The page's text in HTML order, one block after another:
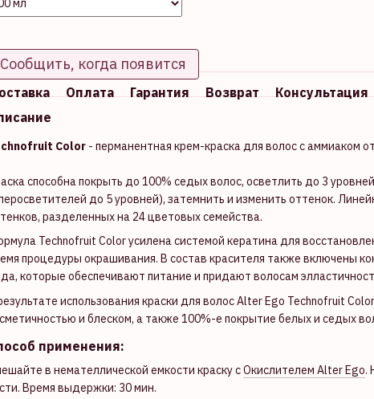
Сообщить, когда появится
Оплата Гарантия Возврат
Консультация
Color- перманентная крем-краска для волос с аммиаком
способна покрыть до 100% седых волос, осветлить до 3
до 5 уровней), затемнить и изменить оттенок.
разделенных на 24 цветовых семейства.
Technofruit Color усилена системой кератина для
процедуры окрашивания. В состав красителя также включены
которые обеспечивают питание и придают волосам
использования краски для волос Alter Ego Technofruit
и блеском, а также 100%-е покрытие белых и седых
применения:
в немателлической емкости краску сОкислителем Alter Ego.
Время выдержки: 30 мин.